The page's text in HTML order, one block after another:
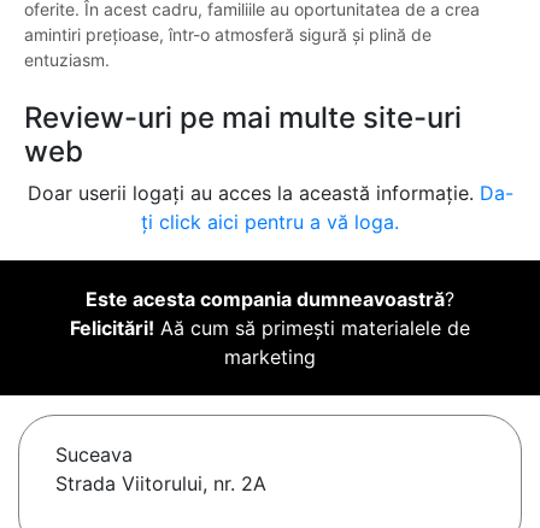
oferite. În acest cadru, familiile au oportunitatea de a crea
amintiri prețioase, într-o atmosferă sigură și plină de
entuziasm.
Review-uri pe mai multe site-uri
web
Doar userii logați au acces la această informație. Da-
ți click aici pentru a vă loga.
Este acesta compania dumneavoastră?
Felicitări! Aă cum să primești materialele de
marketing
Suceava
Strada Viitorului, nr. 2A